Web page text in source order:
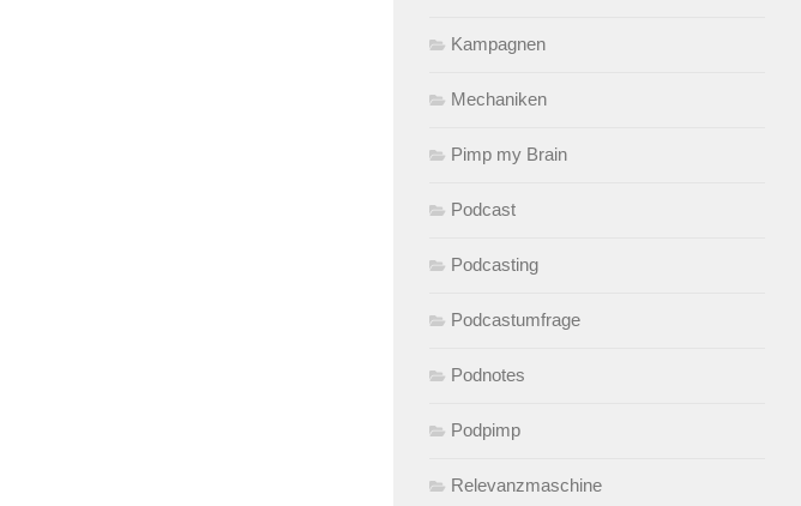
Kampagnen
Mechaniken
Pimp my Brain
Podcast
Podcasting
Podcastumfrage
Podnotes
Podpimp
Relevanzmaschine